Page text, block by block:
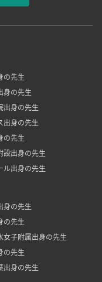
の先生
身の先生
出身の先生
出身の先生
の先生
設出身の先生
ル出身の先生
身の先生
の先生
女子附属出身の先生
の先生
出身の先生